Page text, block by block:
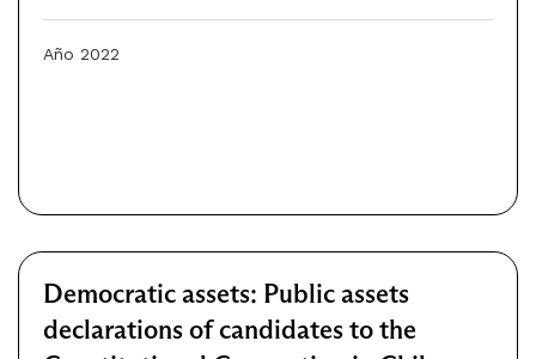
Año 2022
Democratic assets: Public assets
declarations of candidates to the